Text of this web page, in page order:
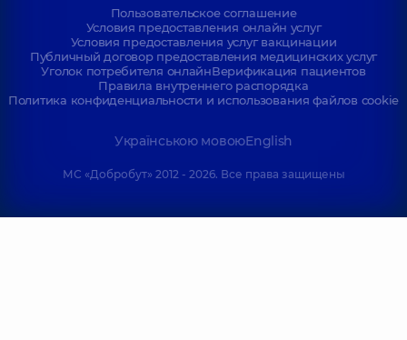
Пользовательское соглашение
Условия предоставления онлайн услуг
Условия предоставления услуг вакцинации
Публичный договор предоставления медицинских услуг
Уголок потребителя онлайнВерификация пациентов
Правила внутреннего распорядка
Политика конфиденциальности и использования файлов cookie
Українською мовоюEnglish
МС «Добробут» 2012 - 2026. Все права защищены